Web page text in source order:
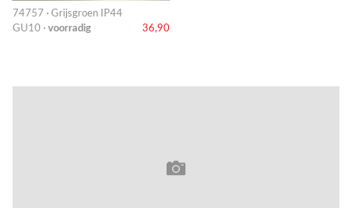
74757 · Grijsgroen IP44
GU10 · voorradig 36,90